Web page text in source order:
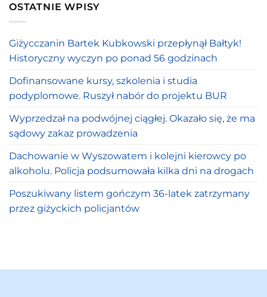
OSTATNIE WPISY
Giżycczanin Bartek Kubkowski przepłynął Bałtyk!
Historyczny wyczyn po ponad 56 godzinach
Dofinansowane kursy, szkolenia i studia
podyplomowe. Ruszył nabór do projektu BUR
Wyprzedzał na podwójnej ciągłej. Okazało się, że ma
sądowy zakaz prowadzenia
Dachowanie w Wyszowatem i kolejni kierowcy po
alkoholu. Policja podsumowała kilka dni na drogach
Poszukiwany listem gończym 36-latek zatrzymany
przez giżyckich policjantów